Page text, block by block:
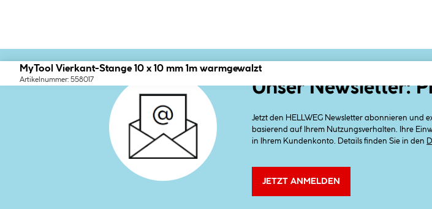
MyTool Vierkant-Stange 10 x 10 mm 1m warmgewalzt
Artikelnummer: 558017 Unser Newsletter:
Jetzt den HELLWEG Newsletter abonnieren
basierend auf Ihrem Nutzungsverhalten. Ihre
in Ihrem Kundenkonto. Details finden Sie in den
JETZT ANMELDEN